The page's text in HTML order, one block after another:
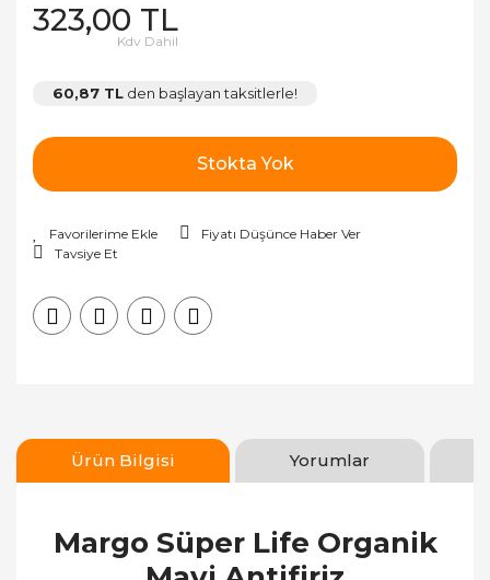
323,00 TL
Kdv Dahil
60,87 TL den başlayan taksitlerle!
Stokta Yok
Fiyatı Düşünce Haber Ver
Tavsiye Et
Ürün Bilgisi Yorumlar
Margo Süper Life Organik